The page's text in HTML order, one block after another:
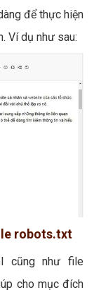
để thực hiện
Ví dụ như sau:
robots.txt
cũng như file
cho mục đích